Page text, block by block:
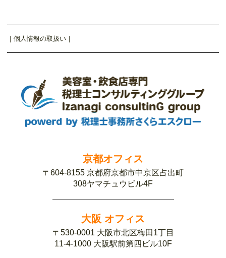
｜ 個人情報の取扱い ｜
京都オフィス
〒604-8155 京都府京都市中京区占出町
308ヤマチュウビル4F
大阪 オフィス
〒530-0001 大阪市北区梅田1丁目
11-4-1000 大阪駅前第四ビル10F